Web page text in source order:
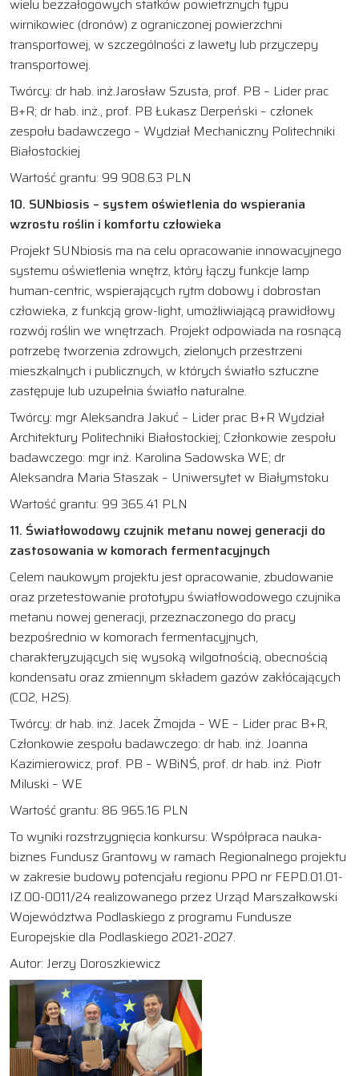
wielu bezzałogowych statków powietrznych typu
wirnikowiec (dronów) z ograniczonej powierzchni
transportowej, w szczególności z lawety lub przyczepy
transportowej.
Twórcy: dr hab. inż.Jarosław Szusta, prof. PB – Lider prac
B+R; dr hab. inż., prof. PB Łukasz Derpeński – członek
zespołu badawczego – Wydział Mechaniczny Politechniki
Białostockiej
Wartość grantu: 99 908.63 PLN
10. SUNbiosis – system oświetlenia do wspierania
wzrostu roślin i komfortu człowieka
Projekt SUNbiosis ma na celu opracowanie innowacyjnego
systemu oświetlenia wnętrz, który łączy funkcje lamp
human-centric, wspierających rytm dobowy i dobrostan
człowieka, z funkcją grow-light, umożliwiającą prawidłowy
rozwój roślin we wnętrzach. Projekt odpowiada na rosnącą
potrzebę tworzenia zdrowych, zielonych przestrzeni
mieszkalnych i publicznych, w których światło sztuczne
zastępuje lub uzupełnia światło naturalne.
Twórcy: mgr Aleksandra Jakuć – Lider prac B+R Wydział
Architektury Politechniki Białostockiej; Członkowie zespołu
badawczego: mgr inż. Karolina Sadowska WE; dr
Aleksandra Maria Staszak – Uniwersytet w Białymstoku
Wartość grantu: 99 365.41 PLN
11. Światłowodowy czujnik metanu nowej generacji do
zastosowania w komorach fermentacyjnych
Celem naukowym projektu jest opracowanie, zbudowanie
oraz przetestowanie prototypu światłowodowego czujnika
metanu nowej generacji, przeznaczonego do pracy
bezpośrednio w komorach fermentacyjnych,
charakteryzujących się wysoką wilgotnością, obecnością
kondensatu oraz zmiennym składem gazów zakłócających
(CO2, H2S).
Twórcy: dr hab. inż. Jacek Żmojda – WE – Lider prac B+R,
Członkowie zespołu badawczego: dr hab. inż. Joanna
Kazimierowicz, prof. PB – WBiNŚ, prof. dr hab. inż. Piotr
Miluski – WE
Wartość grantu: 86 965.16 PLN
To wyniki rozstrzygnięcia konkursu: Współpraca nauka-
biznes Fundusz Grantowy w ramach Regionalnego projektu
w zakresie budowy potencjału regionu PPO nr FEPD.01.01-
IZ.00-0011/24 realizowanego przez Urząd Marszałkowski
Województwa Podlaskiego z programu Fundusze
Europejskie dla Podlaskiego 2021-2027.
Autor: Jerzy Doroszkiewicz